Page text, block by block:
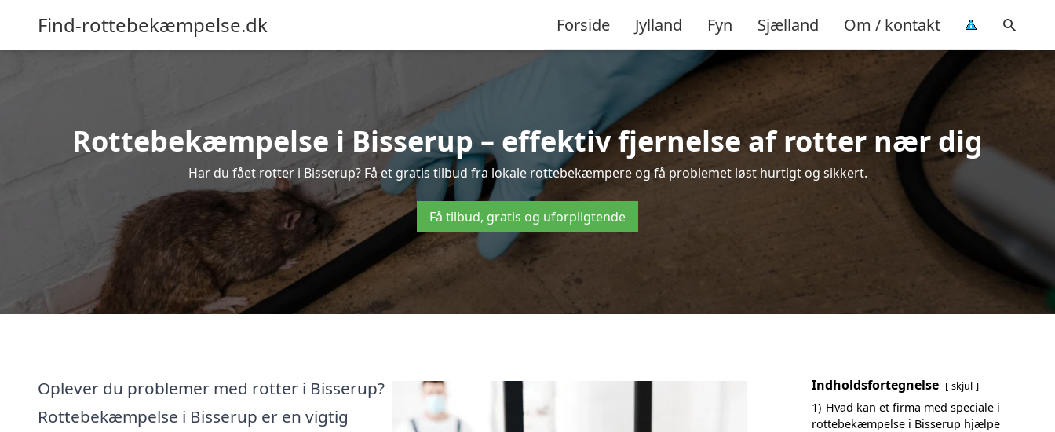
Find-rottebekæmpelse.dk Forside Jylland Fyn Sjælland Om / kontakt
Rottebekæmpelse i Bisserup – effektiv fjernelse af rotter nær dig
Har du fået rotter i Bisserup? Få et gratis tilbud fra lokale rottebekæmpere og få problemet løst hurtigt og sikkert.
Få tilbud, gratis og uforpligtende
Oplever du problemer med rotter i Bisserup?
Rottebekæmpelse i Bisserup er en vigtig
Indholdsfortegnelse skjul
1) Hvad kan et firma med speciale i
rottebekæmpelse i Bisserup hjælpe